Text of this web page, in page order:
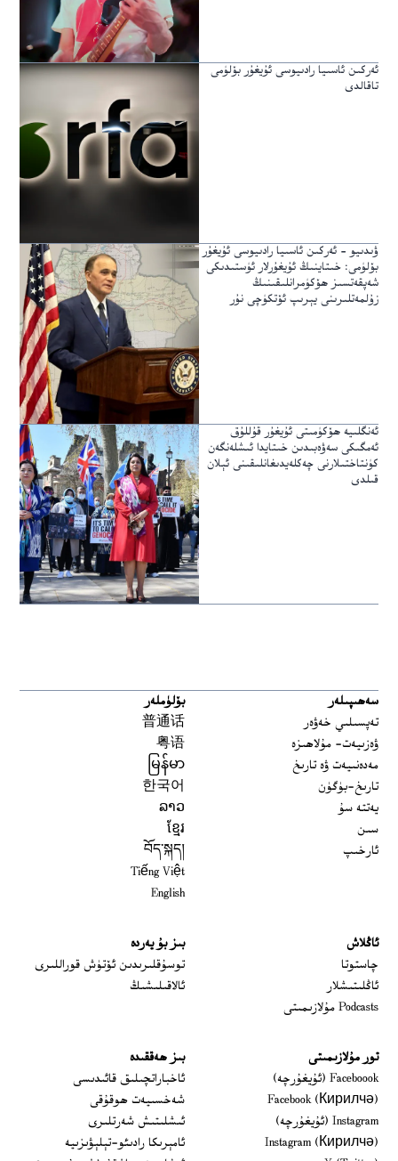
ئەركىن ئاسىيا رادىيوسى ئۇيغۇر بۆلۈمى
تاقالدى
ۋىدىيو – ئەركىن ئاسىيا رادىيوسى ئۇيغۇر
بۆلۈمى: خىتاينىڭ ئۇيغۇرلار ئۈستىدىكى
شەپقەتسىز ھۆكۈمرانلىقىنىڭ
زۇلمەتلىرىنى يېرىپ ئۆتكۈچى نۇر
ئەنگلىيە ھۆكۈمىتى ئۇيغۇر قۇللۇق
ئەمگىكى سەۋەبىدىن خىتايدا ئىشلەنگەن
كۈنتاختىلارنى چەكلەيدىغانلىقىنى ئېلان
قىلدى
سەھىپىلەر
تەپسىلىي خەۋەر
ۋەزىيەت- مۇلاھىزە
مەدەنىيەت ۋە تارىخ
تارىخ-بۈگۈن
يەتتە سۇ
سىن
ئارخىپ
بۆلۈملەر
普通话
粤语
မြန်မာ
한국어
ລາວ
ខ្មែរ
བོད་སྐད།
Tiếng Việt
English
ئاڭلاش
چاستوتا
ئاڭلىتىشلار
Podcasts مۇلازىمىتى
بىز بۇ يەردە
توسۇقلىرىدىن ئۆتۈش قوراللىرى
ئالاقىلىشىڭ
تور مۇلازىمىتى
Faceboook (ئۇيغۇرچە)
Opens in new window
Facebook (Кирилчә)
Opens in new window
Instagram (ئۇيغۇرچە)
Opens in new window
Instagram (Кирилчә)
Opens in new window
بىز ھەققىدە
ئاخباراتچىلىق قائىدىسى
شەخسىيەت ھوقۇقى
ئىشلىتىش شەرتلىرى
ئامېرىكا رادىئو-تېلېۋىزىيە